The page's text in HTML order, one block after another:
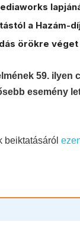
a Hazám-
örökre
59. ilyen
esemény
beiktatásáról